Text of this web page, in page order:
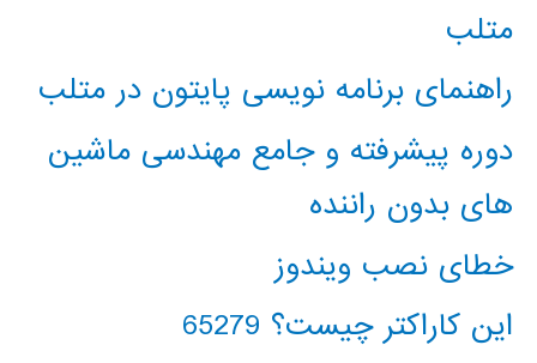
متلب
راهنمای برنامه نویسی پایتون در متلب
دوره پیشرفته و جامع مهندسی ماشین
های بدون راننده
خطای نصب ویندوز
این کاراکتر چیست؟ 65279